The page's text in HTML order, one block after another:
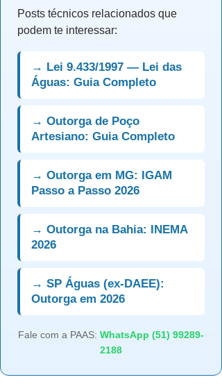
Posts técnicos relacionados que
podem te interessar:
→ Lei 9.433/1997 — Lei das
Águas: Guia Completo
→ Outorga de Poço
Artesiano: Guia Completo
→ Outorga em MG: IGAM
Passo a Passo 2026
→ Outorga na Bahia: INEMA
2026
→ SP Águas (ex-DAEE):
Outorga em 2026
Fale com a PAAS: WhatsApp (51) 99289-
2188